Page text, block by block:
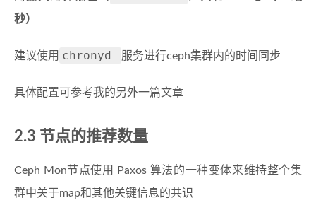
秒）
建议使用 chronyd 服务进行ceph集群内的时间同步
具体配置可参考我的另外一篇文章
2.3 节点的推荐数量
Ceph Mon节点使用 Paxos 算法的一种变体来维持整个集
群中关于map和其他关键信息的共识